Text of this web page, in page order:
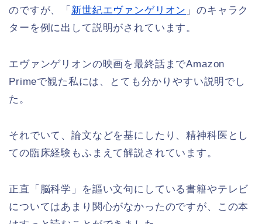
のですが、「 新世紀エヴァンゲリオン 」のキャラク
ターを例に出して説明がされています。
エヴァンゲリオンの映画を最終話までAmazon
Primeで観た私には、とても分かりやすい説明でし
た。
それでいて、論文などを基にしたり、精神科医とし
ての臨床経験もふまえて解説されています。
正直「脳科学」を謳い文句にしている書籍やテレビ
についてはあまり関心がなかったのですが、この本